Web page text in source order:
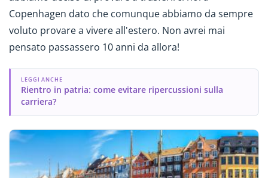
Copenhagen dato che comunque abbiamo da sempre
voluto provare a vivere all'estero. Non avrei mai
pensato passassero 10 anni da allora!
LEGGI ANCHE
Rientro in patria: come evitare ripercussioni sulla
carriera?